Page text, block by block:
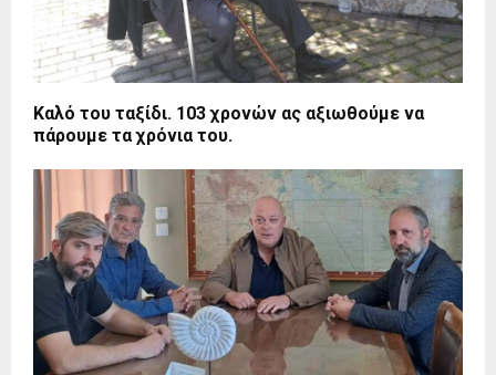
Καλό του ταξίδι. 103 χρονών ας αξιωθούμε να
πάρουμε τα χρόνια του.